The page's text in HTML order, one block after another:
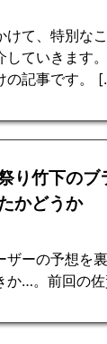
けて、特別な
ていきます
の記事です。
り竹下の
かどうか
ザーの予想
…。前回の